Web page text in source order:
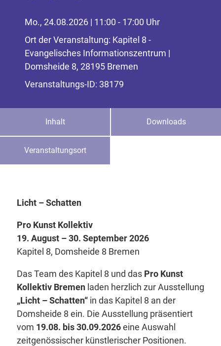
Mo., 24.08.2026 | 11:00 - 17:00 Uhr
Ort der Veranstaltung: Kapitel 8 -
Evangelisches Informationszentrum |
Domsheide 8, 28195 Bremen
Veranstaltungs-ID: 38179
Inhalt Downloads
Veranstaltungsort
Licht – Schatten
Pro Kunst Kollektiv
19. August – 30. September 2026
Kapitel 8, Domsheide 8 Bremen
Das Team des Kapitel 8 und das Pro Kunst
Kollektiv Bremenladen herzlich zur Ausstellung
„Licht – Schatten“in das Kapitel 8 an der
Domsheide 8 ein. Die Ausstellung präsentiert
vom 19.08. bis 30.09.2026eine Auswahl
zeitgenössischer künstlerischer Positionen.